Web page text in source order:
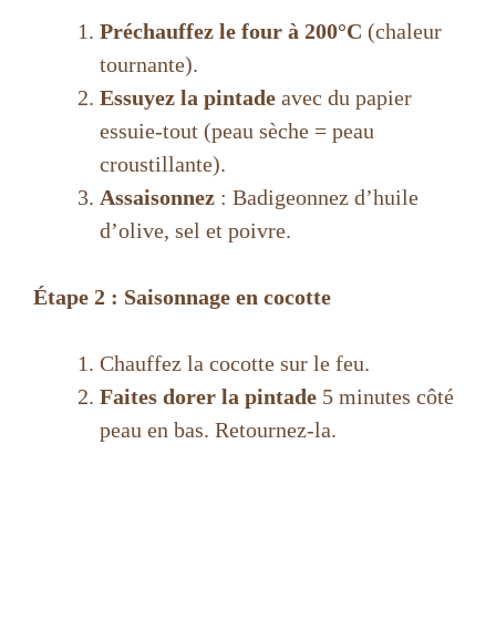
Préchauffez le four à 200°C (chaleur
tournante).
Essuyez la pintade avec du papier
essuie-tout (peau sèche = peau
croustillante).
Assaisonnez : Badigeonnez d’huile
d’olive, sel et poivre.
Étape 2 : Saisonnage en cocotte
Chauffez la cocotte sur le feu.
Faites dorer la pintade 5 minutes côté
peau en bas. Retournez-la.